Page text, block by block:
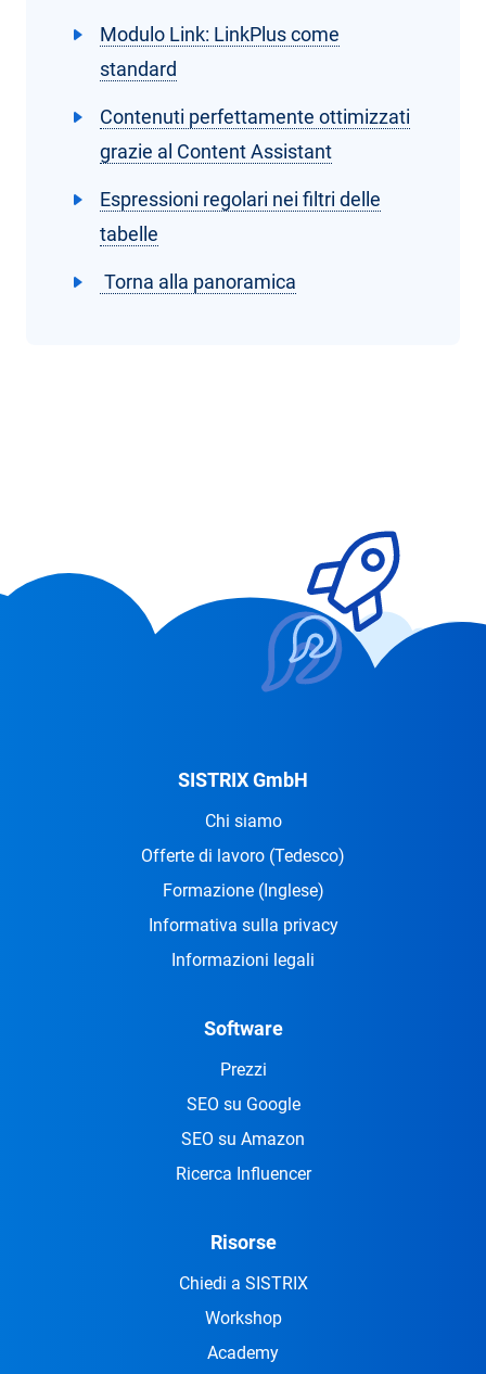
Modulo Link: LinkPlus come
standard
Contenuti perfettamente ottimizzati
grazie al Content Assistant
Espressioni regolari nei filtri delle
tabelle
Torna alla panoramica
SISTRIX GmbH
Chi siamo
Offerte di lavoro (Tedesco)
Formazione (Inglese)
Informativa sulla privacy
Informazioni legali
Software
Prezzi
SEO su Google
SEO su Amazon
Ricerca Influencer
Risorse
Chiedi a SISTRIX
Workshop
Academy